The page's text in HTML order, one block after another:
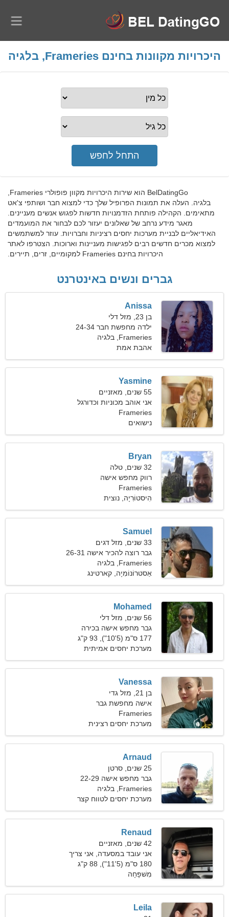
היכרויות מקוונות בחינם Frameries, בלגיה
בלגיה. העלה את תמונות הפרופיל שלך כדי למצוא חבר ושותפי צ'אט
מתאימים. הקהילה פותחת הזדמנויות חדשות לפגוש אנשים מעניינים.
מאגר מידע נרחב של שאלונים יעזור לכם לבחור את המועמדים
האידיאליים לבניית מערכות יחסים רציניות וחברויות. עוזר למשתמשים
למצוא מכרים חדשים רבים לפגישות מעניינות וארוכות. הצטרפו לאתר
היכרויות בחינם Frameries למקומיים, זרים, תיירים.
גברים ונשים באינטרנט
Anissa
בן 23, מזל דלי
ילדה מחפשת חבר 24-34
Frameries, בלגיה
אהבת אמת
Yasmine
55 שנים, מאזניים
אני אוהב מכוניות וכדורגל
Frameries
נישואים
Bryan
32 שנים, טלה
רווק מחפש אישה
Frameries
הִיסטוֹרִיָה, נוצית
Samuel
33 שנים, מזל דגים
גבר רוצה להכיר אישה 26-31
Frameries, בלגיה
אַסטרוֹנוֹמִיָה, קארטינג
Mohamed
56 שנים, מזל דלי
גבר מחפש אישה בכירה
177 ס"מ (5'10"), 93 ק"ג
(205 פאונד)
מערכת יחסים אמיתית
Vanessa
בן 21, מזל גדי
אישה מחפשת גבר
Frameries
מערכת יחסים רצינית
Arnaud
25 שנים, סרטן
גבר מחפש אישה 22-29
Frameries, בלגיה
מערכת יחסים לטווח קצר
Renaud
42 שנים, מאזניים
אני עובד במסעדה, אני צריך
אישה מקסימה
180 ס"מ (5'11"), 88 ק"ג
(194 פאונד)
מִשׁפָּחָה
Leila